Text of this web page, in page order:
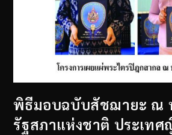
พิธีมอบฉบับสัชฌายะ ณ​
รัฐสภาแห่งชาติ ประเท